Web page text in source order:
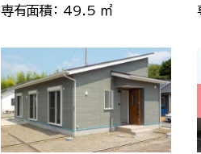
専有面積： 49.5 ㎡